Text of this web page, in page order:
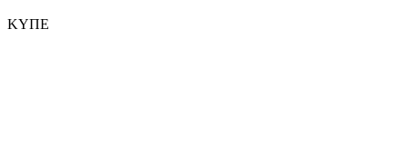
ΚΥΠΕ